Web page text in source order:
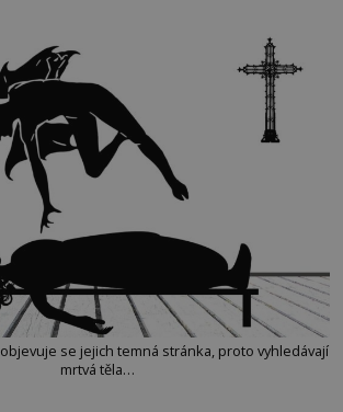
objevuje se jejich temná stránka, proto vyhledávají
mrtvá těla…